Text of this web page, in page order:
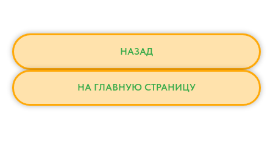
НАЗАД
НА ГЛАВНУЮ СТРАНИЦУ